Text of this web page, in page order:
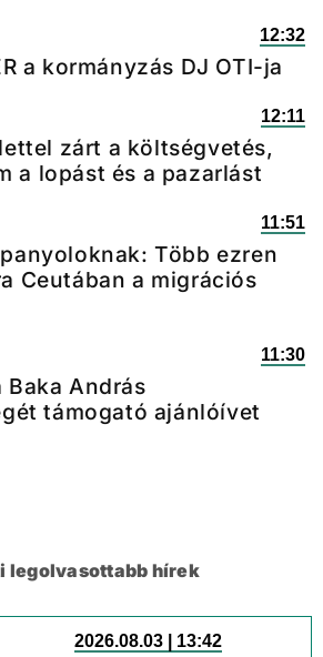
12:32
a kormányzás DJ OTI-ja
12:11
zárt a költségvetés,
a lopást és a pazarlást
11:51
Több ezren
Ceutában a migrációs
11:30
András
támogató ajánlóívet
legolvasottabb hírek
2026.08.03 | 13:42